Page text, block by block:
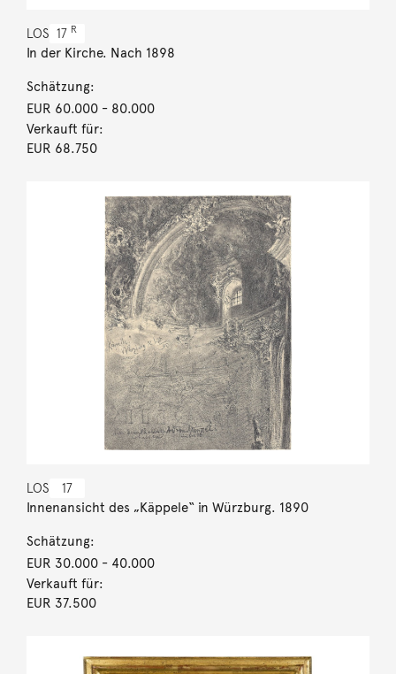
LOS 17 R
In der Kirche. Nach 1898
Schätzung:
EUR 60.000- 80.000
Verkauft für:
EUR 68.750
LOS 17
Innenansicht des „Käppele“ in Würzburg. 1890
Schätzung:
EUR 30.000- 40.000
Verkauft für:
EUR 37.500